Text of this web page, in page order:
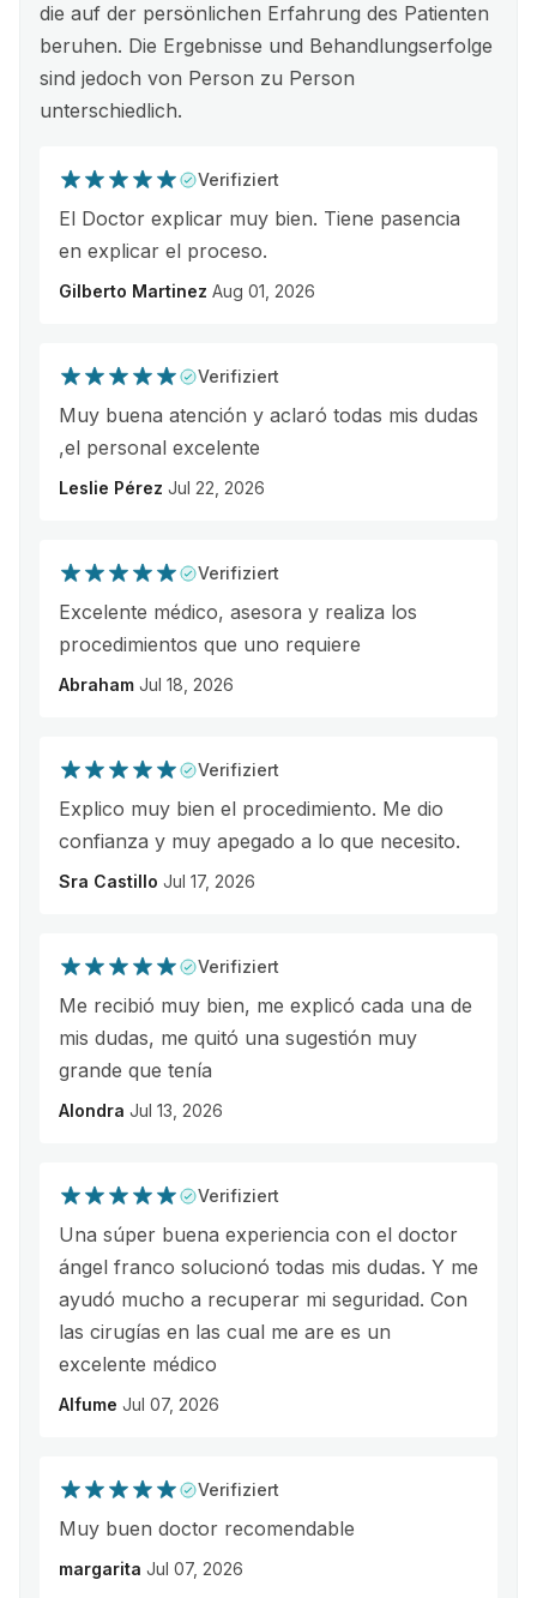
die auf der persönlichen Erfahrung des Patienten
beruhen. Die Ergebnisse und Behandlungserfolge
sind jedoch von Person zu Person
unterschiedlich.
Verifiziert
El Doctor explicar muy bien. Tiene pasencia
en explicar el proceso.
Gilberto Martinez Aug 01, 2026
Verifiziert
Muy buena atención y aclaró todas mis dudas
,el personal excelente
Leslie Pérez Jul 22, 2026
Verifiziert
Excelente médico, asesora y realiza los
procedimientos que uno requiere
Abraham Jul 18, 2026
Verifiziert
Explico muy bien el procedimiento. Me dio
confianza y muy apegado a lo que necesito.
Sra Castillo Jul 17, 2026
Verifiziert
Me recibió muy bien, me explicó cada una de
mis dudas, me quitó una sugestión muy
grande que tenía
Alondra Jul 13, 2026
Verifiziert
Una súper buena experiencia con el doctor
ángel franco solucionó todas mis dudas. Y me
ayudó mucho a recuperar mi seguridad. Con
las cirugías en las cual me are es un
excelente médico
Alfume Jul 07, 2026
Verifiziert
Muy buen doctor recomendable
margarita Jul 07, 2026